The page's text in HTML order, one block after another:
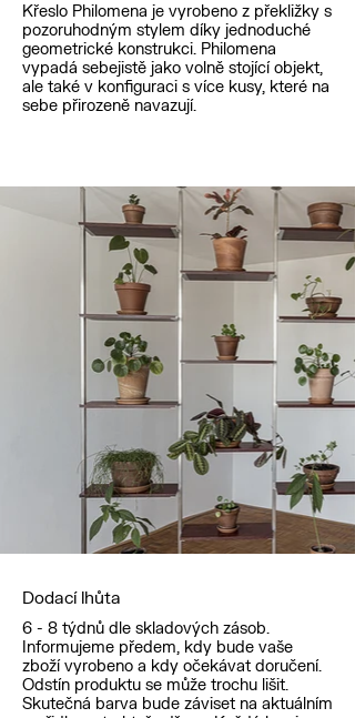
Křeslo Philomena je vyrobeno z překližky s
pozoruhodným stylem díky jednoduché
geometrické konstrukci. Philomena
vypadá sebejistě jako volně stojící objekt,
ale také v konfiguraci s více kusy, které na
sebe přirozeně navazují.
Dodací lhůta
6 - 8 týdnů dle skladových zásob.
Informujeme předem, kdy bude vaše
zboží vyrobeno a kdy očekávat doručení.
Odstín produktu se může trochu lišit.
Skutečná barva bude záviset na aktuálním